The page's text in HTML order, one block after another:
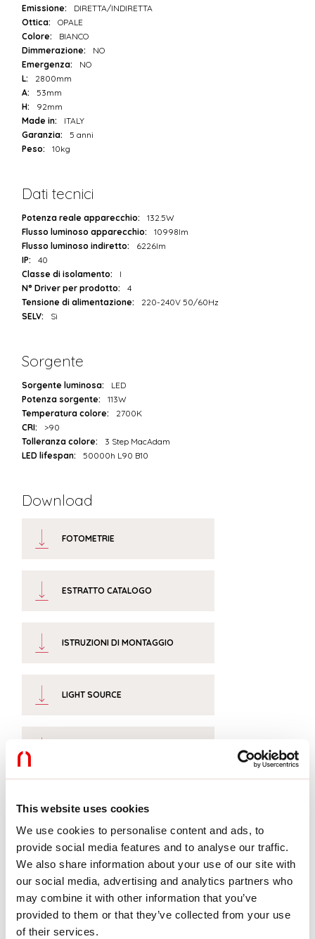
This website uses cookies
We use cookies to personalise content and ads, to
provide social media features and to analyse our traffic.
We also share information about your use of our site with
our social media, advertising and analytics partners who
may combine it with other information that you’ve
provided to them or that they’ve collected from your use
of their services.
Emissione:
DIRETTA/INDIRETTA
Ottica:
OPALE
Colore:
BIANCO
Dimmerazione:
NO
Emergenza:
NO
L:
2800mm
A:
53mm
H:
92mm
Made in:
ITALY
Garanzia:
5 anni
Peso:
10kg
Dati tecnici
Potenza reale apparecchio:
132.5W
Flusso luminoso apparecchio:
10998lm
Flusso luminoso indiretto:
6226lm
IP:
40
Classe di isolamento:
I
N° Driver per prodotto:
4
Tensione di alimentazione:
220-240V 50/60Hz
SELV:
Sì
Sorgente
Sorgente luminosa:
LED
Potenza sorgente:
113W
Temperatura colore:
2700K
CRI:
>90
Tolleranza colore:
3 Step MacAdam
LED lifespan:
50000h L90 B10
Download
FOTOMETRIE
ESTRATTO CATALOGO
ISTRUZIONI DI MONTAGGIO
LIGHT SOURCE
DICHIARAZIONE CAM
Conformità